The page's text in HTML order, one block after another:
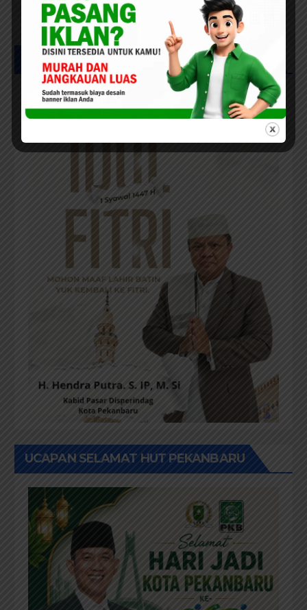
SELAMAT HARI RAYA IDUL FITRI _ 1447H
UCAPAN SELAMAT HUT PEKANBARU